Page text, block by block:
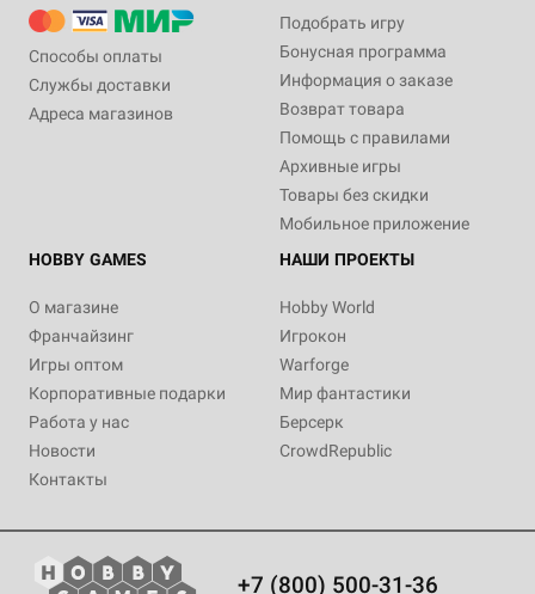
Способы оплаты
Службы доставки
Адреса магазинов
Подобрать игру
Бонусная программа
Информация о заказе
Возврат товара
Помощь с правилами
Архивные игры
Товары без скидки
Мобильное приложение
HOBBY GAMES
О магазине
Франчайзинг
Игры оптом
Корпоративные подарки
Работа у нас
Новости
Контакты
НАШИ ПРОЕКТЫ
Hobby World
Игрокон
Warforge
Мир фантастики
Берсерк
CrowdRepublic
+7 (800) 500-31-36